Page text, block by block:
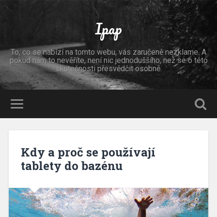
Ipap
To, co se nabízí na tomto webu, vás zaručeně nezklame. A
pokud nám to nevěříte, není nic jednoduššího, než se o této
skutečnosti přesvědčit osobně.
Kdy a proč se používají
tablety do bazénu